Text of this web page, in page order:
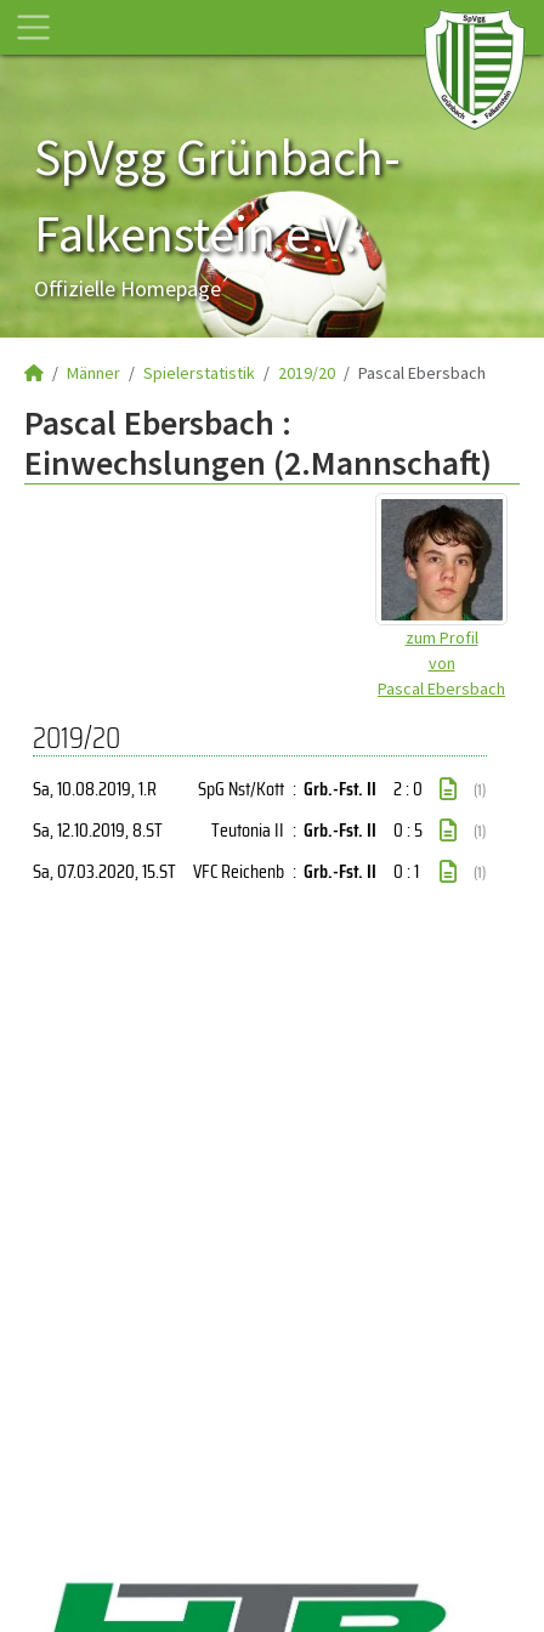
SpVgg Grünbach-
Falkenstein e.V.
Offizielle Homepage
Männer Spielerstatistik 2019/20 Pascal Ebersbach
Pascal Ebersbach :
Einwechslungen (2.Mannschaft)
zum Profil
von
Pascal Ebersbach
2019/20
Sa, 10.08.2019, 1.R SpG Nst/Kott : Grb.-Fst. II 2 : 0 (1)
Sa, 12.10.2019, 8.ST Teutonia II : Grb.-Fst. II 0 : 5 (1)
Sa, 07.03.2020, 15.ST VFC Reichenb : Grb.-Fst. II 0 : 1 (1)